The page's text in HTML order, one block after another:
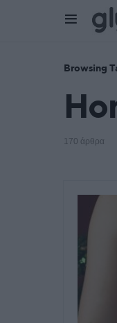
Browsing
170 άρθρα